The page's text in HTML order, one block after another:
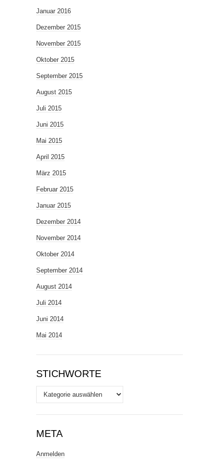
Januar 2016
Dezember 2015
November 2015
Oktober 2015
September 2015
August 2015
Juli 2015
Juni 2015
Mai 2015
April 2015
März 2015
Februar 2015
Januar 2015
Dezember 2014
November 2014
Oktober 2014
September 2014
August 2014
Juli 2014
Juni 2014
Mai 2014
STICHWORTE
Stichworte
META
Anmelden